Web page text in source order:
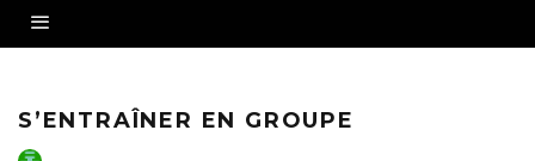
S’ENTRAÎNER EN GROUPE